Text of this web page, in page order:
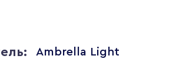
Ambrella Light